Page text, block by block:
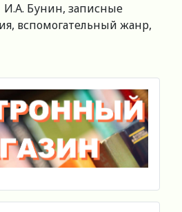
И.А. Бунин, записные
вспомогательный жанр,